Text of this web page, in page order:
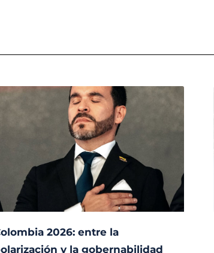
2026: entre la
y la gobernabilidad